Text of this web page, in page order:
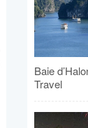
Baie
Travel